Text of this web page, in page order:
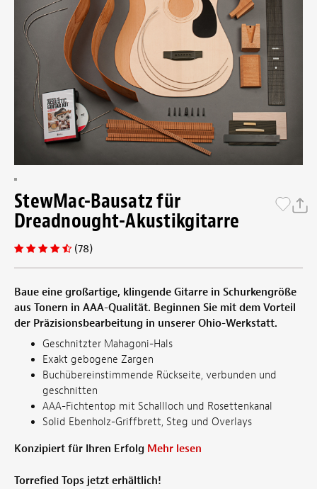
StewMac-Bausatz für
Dreadnought-Akustikgitarre
(78)
Baue eine großartige, klingende Gitarre in Schurkengröße
aus Tonern in AAA-Qualität. Beginnen Sie mit dem Vorteil
der Präzisionsbearbeitung in unserer Ohio-Werkstatt.
Geschnitzter Mahagoni-Hals
Exakt gebogene Zargen
Buchübereinstimmende Rückseite, verbunden und
geschnitten
AAA-Fichtentop mit Schallloch und Rosettenkanal
Solid Ebenholz-Griffbrett, Steg und Overlays
Konzipiert für Ihren Erfolg Mehr lesen
Torrefied Tops jetzt erhältlich!